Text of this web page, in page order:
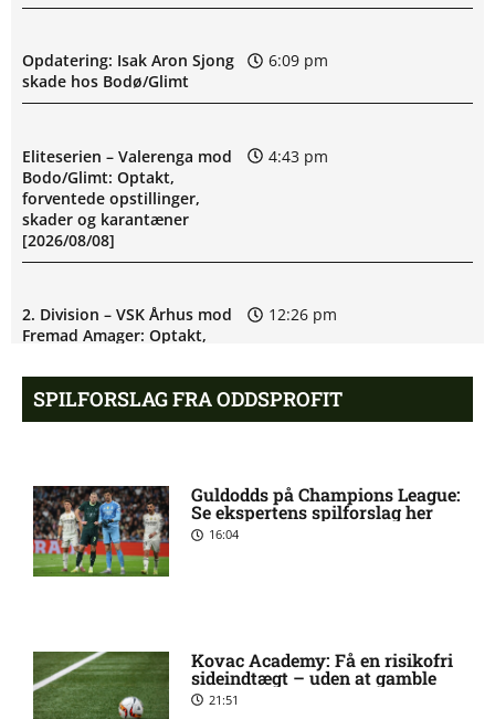
Opdatering: Isak Aron Sjong
skade hos Bodø/Glimt
6:09 pm
Eliteserien – Valerenga mod
Bodo/Glimt: Optakt,
forventede opstillinger,
skader og karantæner
[2026/08/08]
4:43 pm
2. Division – VSK Århus mod
Fremad Amager: Optakt,
[2026/08/08]
12:26 pm
karantæner [2026/08/08]
1. Division – Aarhus Fremad
[2026/08/08]
SPILFORSLAG FRA ODDSPROFIT
Guldodds på Champions League:
Se ekspertens spilforslag her
16:04
Kovac Academy: Få en risikofri
sideindtægt – uden at gamble
21:51